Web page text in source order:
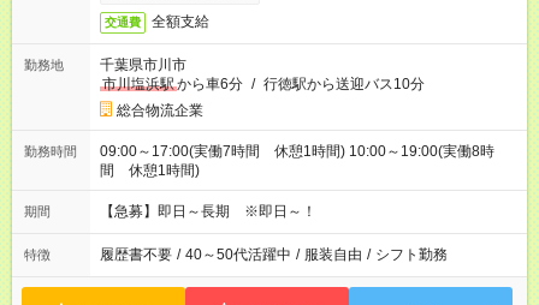
交通費 全額支給
勤務地
千葉県市川市
市川塩浜駅から車6分 / 行徳駅から送迎バス10分
総合物流企業
勤務時間
09:00～17:00(実働7時間 休憩1時間) 10:00～19:00(実働8時
間 休憩1時間)
期間 【急募】即日～長期 ※即日～！
特徴 履歴書不要 / 40～50代活躍中 / 服装自由 / シフト勤務